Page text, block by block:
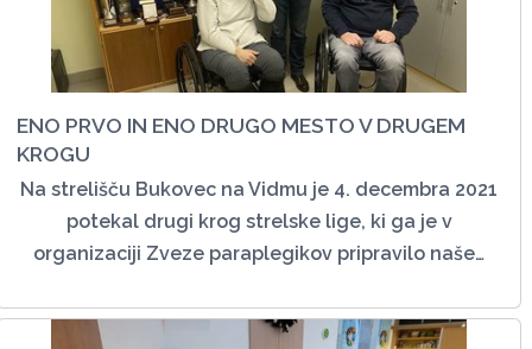
ENO PRVO IN ENO DRUGO MESTO V DRUGEM
KROGU
Na strelišču Bukovec na Vidmu je 4. decembra 2021
potekal drugi krog strelske lige, ki ga je v
organizaciji Zveze paraplegikov pripravilo naše…